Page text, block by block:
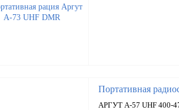
Портативная
АРГУТ А-57 UHF 400-